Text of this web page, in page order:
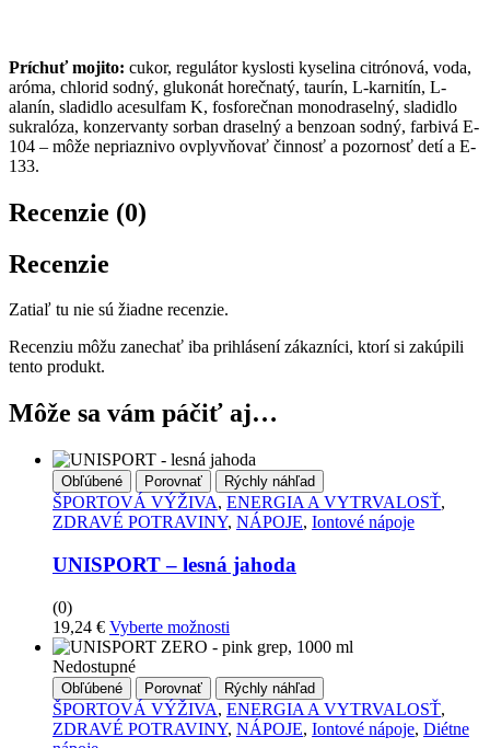
Príchuť mojito: cukor, regulátor kyslosti kyselina citrónová, voda,
aróma, chlorid sodný, glukonát horečnatý, taurín, L-karnitín, L-
alanín, sladidlo acesulfam K, fosforečnan monodraselný, sladidlo
sukralóza, konzervanty sorban draselný a benzoan sodný, farbivá E-
104 – môže nepriaznivo ovplyvňovať činnosť a pozornosť detí a E-
133.
Recenzie (0)
Recenzie
Zatiaľ tu nie sú žiadne recenzie.
Recenziu môžu zanechať iba prihlásení zákazníci, ktorí si zakúpili
tento produkt.
Môže sa vám páčiť aj…
Obľúbené Porovnať Rýchly náhľad
ŠPORTOVÁ VÝŽIVA, ENERGIA A VYTRVALOSŤ,
ZDRAVÉ POTRAVINY, NÁPOJE, Iontové nápoje
UNISPORT – lesná jahoda
(0)
19,24 € Vyberte možnosti
produkt
viacero
variantov.
Možnosti
Nedostupné
Obľúbené Porovnať Rýchly náhľad
ŠPORTOVÁ VÝŽIVA, ENERGIA A VYTRVALOSŤ,
ZDRAVÉ POTRAVINY, NÁPOJE, Iontové nápoje, Diétne